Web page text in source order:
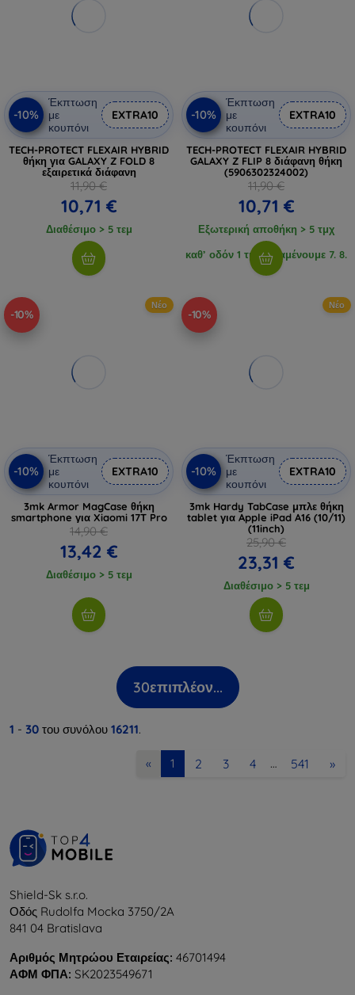
-10%
Έκπτωση
με
κουπόνι
EXTRA10
TECH-PROTECT FLEXAIR HYBRID
θήκη για GALAXY Z FOLD 8
εξαιρετικά διάφανη
11,90 €
10,71 €
Διαθέσιμο > 5 τεμ
-10%
Έκπτωση
με
κουπόνι
EXTRA10
TECH-PROTECT FLEXAIR HYBRID
GALAXY Z FLIP 8 διάφανη θήκη
(5906302324002)
11,90 €
10,71 €
Εξωτερική αποθήκη > 5 τμχ
καθ’ οδόν 1 τμχ, αναμένουμε 7. 8.
2026
-10%
Νέο
-10%
Έκπτωση
με
κουπόνι
EXTRA10
3mk Armor MagCase θήκη
smartphone για Xiaomi 17T Pro
14,90 €
13,42 €
Διαθέσιμο > 5 τεμ
-10%
Νέο
-10%
Έκπτωση
με
κουπόνι
EXTRA10
3mk Hardy TabCase μπλε θήκη
tablet για Apple iPad A16 (10/11)
(11inch)
25,90 €
23,31 €
Διαθέσιμο > 5 τεμ
30επιπλέον...
1 - 30 του συνόλου 16211.
« 1 2 3 4 … 541 »
Shield-Sk s.r.o.
Οδός Rudolfa Mocka 3750/2A
841 04 Bratislava
Αριθμός Μητρώου Εταιρείας: 46701494
ΑΦΜ ΦΠΑ: SK2023549671